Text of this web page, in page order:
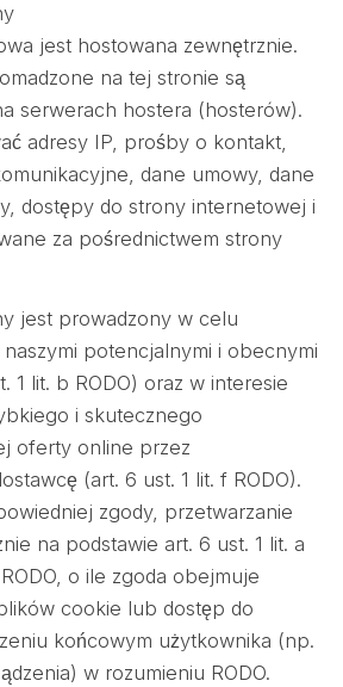
jest hostowana zewnętrznie.
na tej stronie są
serwerach hostera (hosterów).
adresy IP, prośby o kontakt,
dane umowy, dane
dostępy do strony internetowej i
za pośrednictwem strony
jest prowadzony w celu
potencjalnymi i obecnymi
1 lit. b RODO) oraz w interesie
i skutecznego
oferty online przez
(art. 6 ust. 1 lit. f RODO).
zgody, przetwarzanie
na podstawie art. 6 ust. 1 lit. a
o ile zgoda obejmuje
cookie lub dostęp do
końcowym użytkownika (np.
w rozumieniu RODO.